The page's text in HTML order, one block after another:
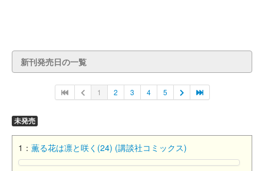
新刊発売日の一覧
1 2 3 4 5
未発売
1： 薫る花は凛と咲く(24) (講談社コミックス)